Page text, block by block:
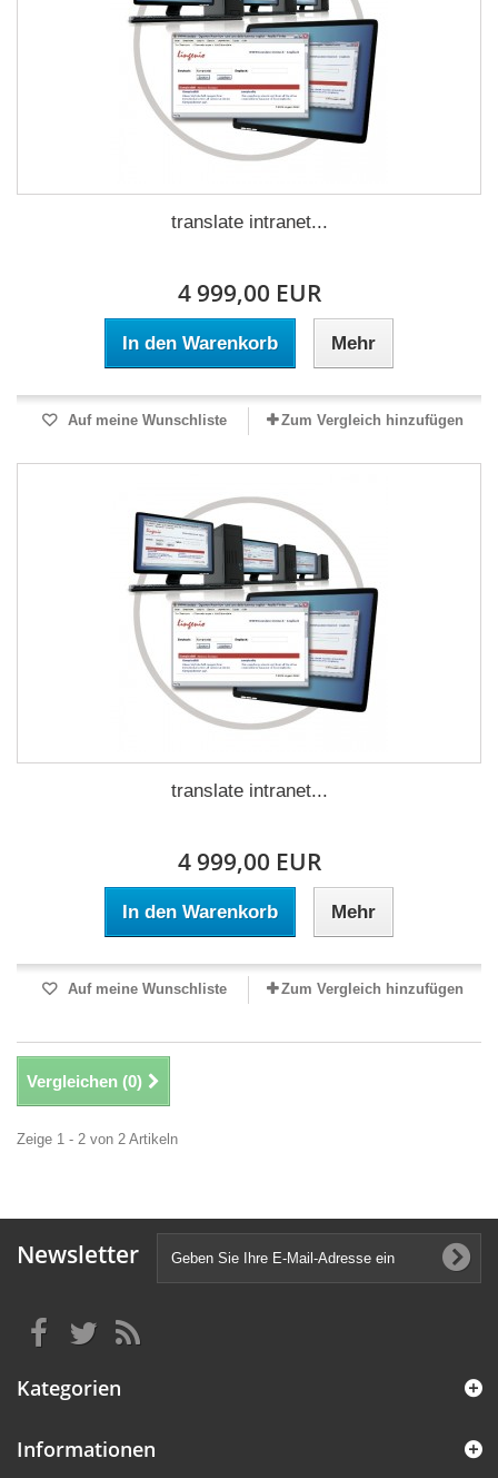
translate intranet...
4 999,00 EUR
In den Warenkorb Mehr
Auf meine Wunschliste Zum Vergleich hinzufügen
translate intranet...
4 999,00 EUR
In den Warenkorb Mehr
Auf meine Wunschliste Zum Vergleich hinzufügen
Vergleichen (0)
Zeige 1 - 2 von 2 Artikeln
Newsletter
Kategorien
Informationen